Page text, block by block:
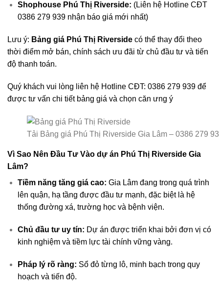
Shophouse Phú Thị Riverside: (Liên hệ Hotline CĐT
0386 279 939 nhận báo giá mới nhất)
Lưu ý: Bảng giá Phú Thị Riverside có thể thay đổi theo
thời điểm mở bán, chính sách ưu đãi từ chủ đầu tư và tiến
độ thanh toán.
Quý khách vui lòng liên hệ Hotline CĐT: 0386 279 939 để
được tư vấn chi tiết bảng giá và chọn căn ưng ý
Tải Bảng giá Phú Thị Riverside Gia Lâm – 0386 279
Vì Sao Nên Đầu Tư Vào dự án Phú Thị Riverside Gia
Lâm?
Tiềm năng tăng giá cao: Gia Lâm đang trong quá trình
lên quận, hạ tầng được đầu tư mạnh, đặc biệt là hệ
thống đường xá, trường học và bệnh viện.
Chủ đầu tư uy tín: Dự án được triển khai bởi đơn vị có
kinh nghiệm và tiềm lực tài chính vững vàng.
Pháp lý rõ ràng: Sổ đỏ từng lô, minh bạch trong quy
hoạch và tiến độ.